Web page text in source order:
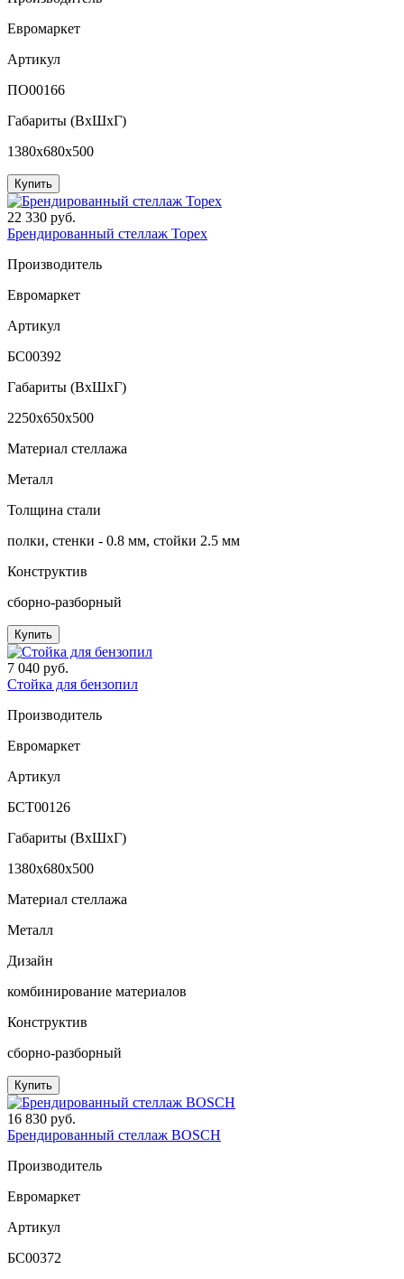
Евромаркет
Артикул
ПО00166
Габариты (ВxШxГ)
1380x680x500
Купить
22 330 руб.
Брендированный стеллаж Topex
Производитель
Евромаркет
Артикул
БС00392
Габариты (ВxШxГ)
2250x650x500
Материал стеллажа
Металл
Толщина стали
полки, стенки - 0.8 мм, стойки 2.5 мм
Конструктив
сборно-разборный
Купить
7 040 руб.
Стойка для бензопил
Производитель
Евромаркет
Артикул
БСТ00126
Габариты (ВxШxГ)
1380x680x500
Материал стеллажа
Металл
Дизайн
комбинирование материалов
Конструктив
сборно-разборный
Купить
16 830 руб.
Брендированный стеллаж BOSCH
Производитель
Евромаркет
Артикул
БС00372